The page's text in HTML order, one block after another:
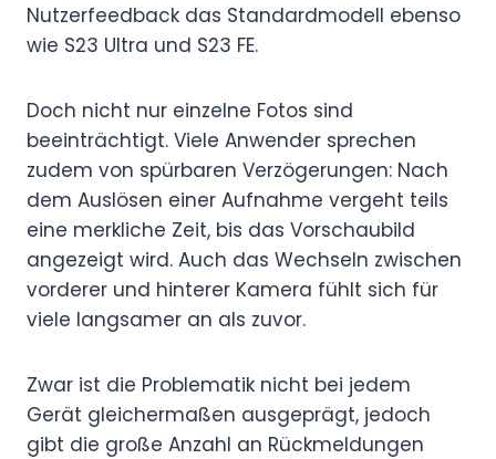
Nutzerfeedback das Standardmodell ebenso
wie S23 Ultra und S23 FE.
Doch nicht nur einzelne Fotos sind
beeinträchtigt. Viele Anwender sprechen
zudem von spürbaren Verzögerungen: Nach
dem Auslösen einer Aufnahme vergeht teils
eine merkliche Zeit, bis das Vorschaubild
angezeigt wird. Auch das Wechseln zwischen
vorderer und hinterer Kamera fühlt sich für
viele langsamer an als zuvor.
Zwar ist die Problematik nicht bei jedem
Gerät gleichermaßen ausgeprägt, jedoch
gibt die große Anzahl an Rückmeldungen